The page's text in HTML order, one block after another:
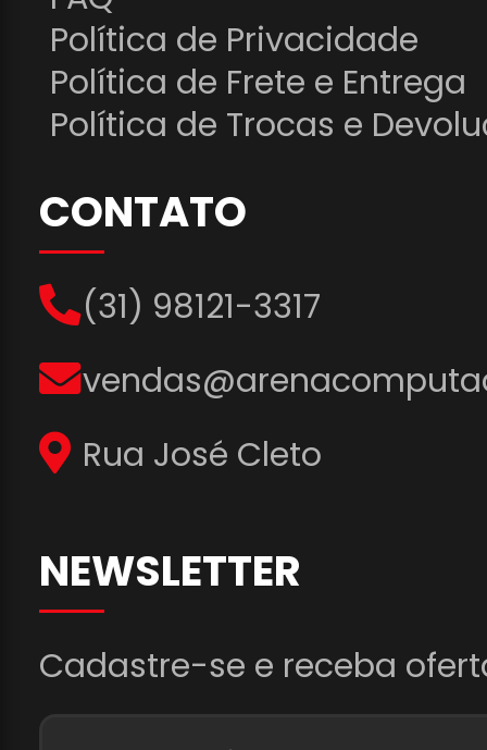
Política de Privacidade
Política de Frete e Entrega
Política de Trocas e
CONTATO
(31) 98121-3317
Rua José Cleto
NEWSLETTER
Cadastre-se e receba